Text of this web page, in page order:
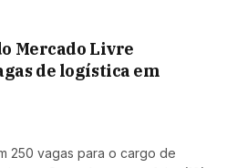
Mercado Livre
de logística em
250 vagas para o cargo de